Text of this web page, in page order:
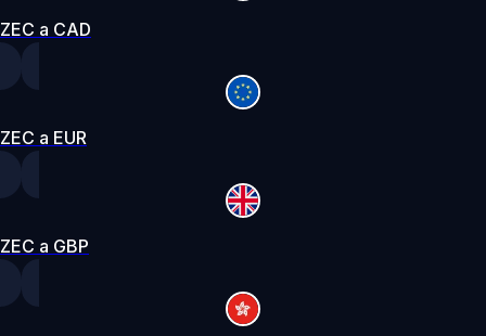
ZEC a CAD
ZEC a EUR
ZEC a GBP